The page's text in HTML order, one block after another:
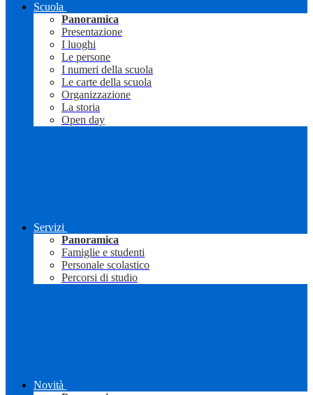
Scuola
Panoramica
Presentazione
I luoghi
Le persone
I numeri della scuola
Le carte della scuola
Organizzazione
La storia
Open day
Servizi
Panoramica
Famiglie e studenti
Personale scolastico
Percorsi di studio
Novità